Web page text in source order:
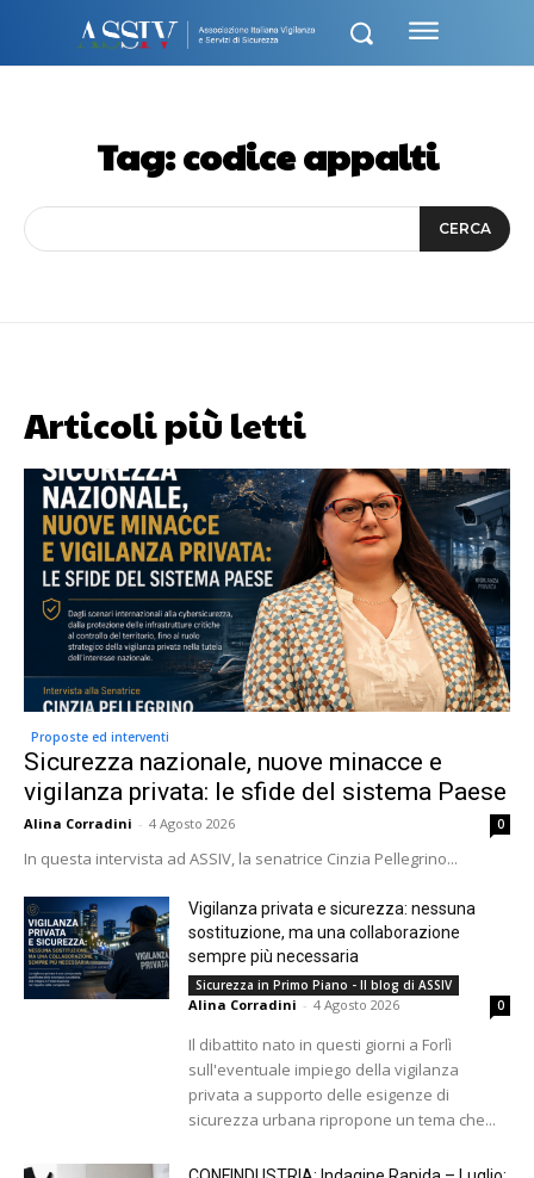
Tag:codice appalti
CERCA
Articoli più letti
Proposte ed interventi
Sicurezza nazionale, nuove minacce e
vigilanza privata: le sfide del sistema Paese
Alina Corradini - 4 Agosto 2026 0
In questa intervista ad ASSIV, la senatrice Cinzia Pellegrino...
Vigilanza privata e sicurezza: nessuna
sostituzione, ma una collaborazione
sempre più necessaria
Sicurezza in Primo Piano - Il blog di ASSIV
Alina Corradini - 4 Agosto 2026 0
Il dibattito nato in questi giorni a Forlì
sull'eventuale impiego della vigilanza
privata a supporto delle esigenze di
sicurezza urbana ripropone un tema che...